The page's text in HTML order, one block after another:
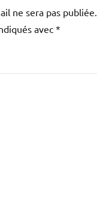
ne sera pas publiée.
avec *